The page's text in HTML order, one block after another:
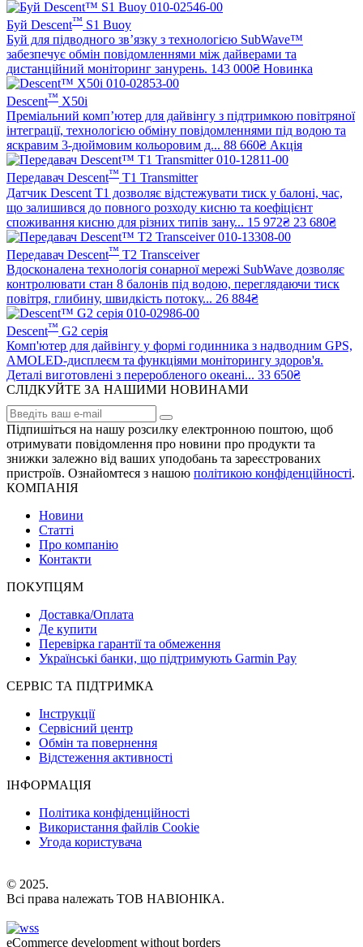
Буй Descent™ S1 Buoy
Буй для підводного зв’язку з технологією SubWave™
забезпечує обмін повідомленнями між дайверами та
дистанційний моніторинг занурень. 143 000₴ Новинка
Descent™ X50i
Преміальний комп’ютер для дайвінгу з підтримкою повітряної
інтеграції, технологією обміну повідомленнями під водою та
яскравим 3-дюймовим кольоровим д... 88 660₴ Акція
Передавач Descent™ T1 Transmitter
Датчик Descent T1 дозволяє відстежувати тиск у балоні, час,
що залишився до повного розходу кисню та коефіцієнт
споживання кисню для різних типів зану... 15 972₴ 23 680₴
Передавач Descent™ T2 Transceiver
Вдосконалена технологія сонарної мережі SubWave дозволяє
контролювати стан 8 балонів під водою, переглядаючи тиск
повітря, глибину, швидкість потоку... 26 884₴
Descent™ G2 серія
Комп'ютер для дайвінгу у формі годинника з надводним GPS,
AMOLED-дисплеєм та функціями моніторингу здоров'я.
Деталі виготовлені з переробленого океані... 33 650₴
СЛІДКУЙТЕ ЗА НАШИМИ НОВИНАМИ
Підпишіться на нашу розсилку електронною поштою, щоб
отримувати повідомлення про новини про продукти та
знижки залежно від ваших уподобань та зареєстрованих
пристроїв. Ознайомтеся з нашою політикою конфіденційності.
КОМПАНІЯ
Новини
Статті
Про компанію
Контакти
ПОКУПЦЯМ
Доставка/Оплата
Де купити
Перевірка гарантії та обмеження
Українські банки, що підтримують Garmin Pay
СЕРВІС ТА ПІДТРИМКА
Інструкції
Сервісний центр
Обмін та повернення
Відстеження активності
ІНФОРМАЦІЯ
Політика конфіденційності
Використання файлів Cookie
Угода користувача
© 2025.
Всі права належать ТОВ НАВІОНІКА.
eCommerce development without borders